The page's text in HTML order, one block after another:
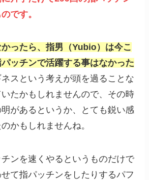
です。
ったら、指男（Yubio）は今こ
ッチンで活躍する事はなかった
ネスという考えが頭を過ることな
たかもしれませんので、その時
があるというか、とても鋭い感
かもしれませんね。
ンを速くやるというものだけで
て指パッチンをしたりするパフ